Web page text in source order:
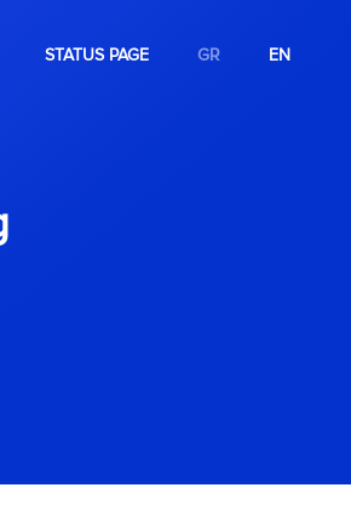
STATUS PAGE GR EN